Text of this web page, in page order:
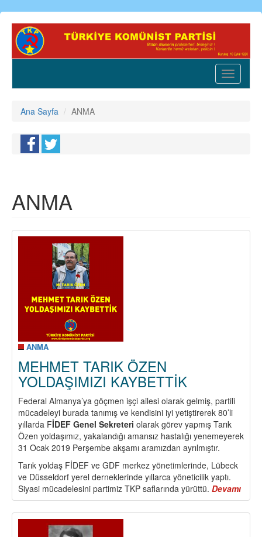
Ana
içeriğe
Toggle
Ana Sayfa ANMA
ANMA
ANMA
MEHMET TARIK ÖZEN
YOLDAŞIMIZI KAYBETTİK
Federal Almanya’ya göçmen işçi ailesi olarak gelmiş, partili
mücadeleyi burada tanımış ve kendisini iyi yetiştirerek 80’li
yıllarda FİDEF Genel Sekreteri olarak görev yapmış Tarık
Özen yoldaşımız, yakalandığı amansız hastalığı yenemeyerek
31 Ocak 2019 Perşembe akşamı aramızdan ayrılmıştır.
Tarık yoldaş FİDEF ve GDF merkez yönetimlerinde, Lübeck
ve Düsseldorf yerel derneklerinde yıllarca yöneticilik yaptı.
Siyasi mücadelesini partimiz TKP saflarında yürüttü. Devamı